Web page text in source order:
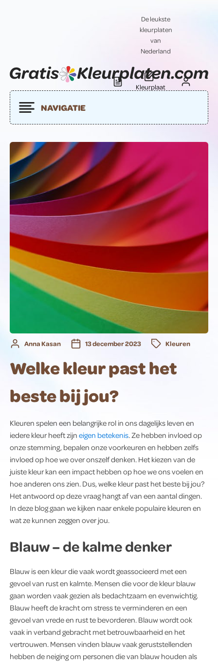
De leukste
kleurplaten
van
Nederland
Blog
Kleurplaat
Contact
NAVIGATIE
Anna Kasan 13 december 2023 Kleuren
Welke kleur past het
beste bij jou?
Kleuren spelen een belangrijke rol in ons dagelijks leven en
iedere kleur heeft zijn eigen betekenis. Ze hebben invloed op
onze stemming, bepalen onze voorkeuren en hebben zelfs
invloed op hoe we over onszelf denken. Het kiezen van de
juiste kleur kan een impact hebben op hoe we ons voelen en
hoe anderen ons zien. Dus, welke kleur past het beste bij jou?
Het antwoord op deze vraag hangt af van een aantal dingen.
In deze blog gaan we kijken naar enkele populaire kleuren en
wat ze kunnen zeggen over jou.
Blauw – de kalme denker
Blauw is een kleur die vaak wordt geassocieerd met een
gevoel van rust en kalmte. Mensen die voor de kleur blauw
gaan worden vaak gezien als bedachtzaam en evenwichtig.
Blauw heeft de kracht om stress te verminderen en een
gevoel van vrede en rust te bevorderen. Blauw wordt ook
vaak in verband gebracht met betrouwbaarheid en het
vertrouwen. Mensen vinden blauw vaak geruststellenden
hebben de neiging om personen die van blauw houden als